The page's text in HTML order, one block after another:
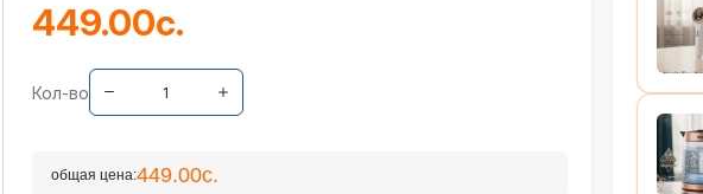
449.00с.
Кол-во
общая цена:449.00с.